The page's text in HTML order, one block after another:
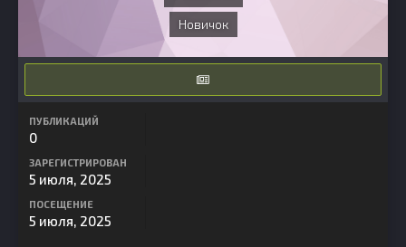
Новичок
ПУБЛИКАЦИЙ
0
ЗАРЕГИСТРИРОВАН
5 июля, 2025
ПОСЕЩЕНИЕ
5 июля, 2025